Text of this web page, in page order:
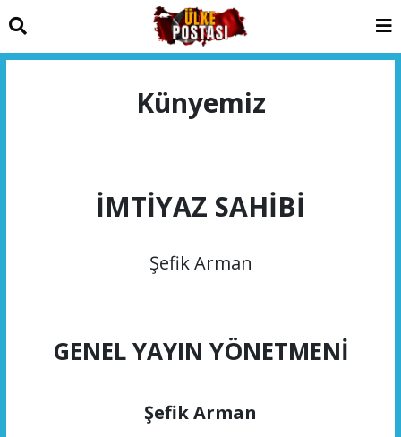
Künyemiz
İMTİYAZ SAHİBİ
Şefik Arman
GENEL YAYIN YÖNETMENİ
Şefik Arman